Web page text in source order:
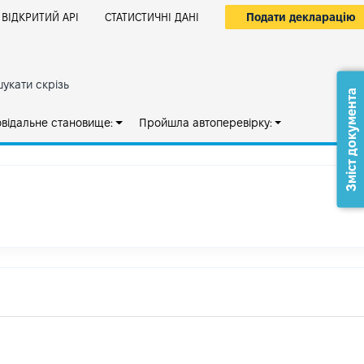
ВІДКРИТИЙ АРІ СТАТИСТИЧНІ ДАНІ Подати декларацію
скрізь
становище: Пройшла автоперевірку: Зміст документа